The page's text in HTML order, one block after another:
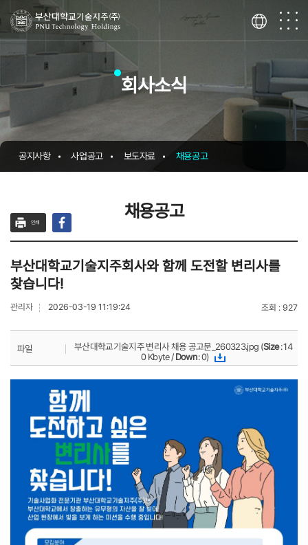
회사소식
공지사항 사업공고 보도자료 채용공고
채용공고
인쇄
부산대학교기술지주회사와 함께 도전할 변리사를
찾습니다!
조회 927
관리자 2026-03-19 11:19:24
파일 부산대학교기술지주 변리사 채용 공고문_260323.jpg (Size: 14
0 Kbyte /Down: 0)